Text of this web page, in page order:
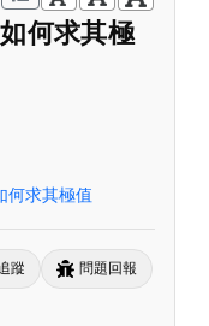
何求其極
何求其極值
蹤 問題回報